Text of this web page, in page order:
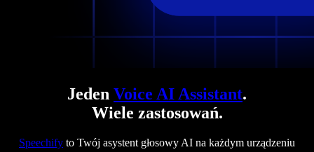
Jeden Voice AI Assistant.
Wiele zastosowań.
Speechify to Twój asystent głosowy AI na każdym urządzeniu